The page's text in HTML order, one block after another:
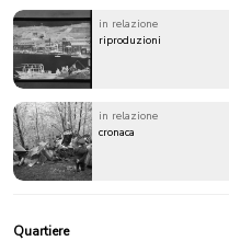
in relazione
riproduzioni
in relazione
cronaca
Quartiere